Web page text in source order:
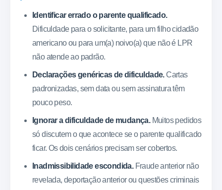
Identificar errado o parente qualificado.
Dificuldade para o solicitante, para um filho cidadão
americano ou para um(a) noivo(a) que não é LPR
não atende ao padrão.
Declarações genéricas de dificuldade.Cartas
padronizadas, sem data ou sem assinatura têm
pouco peso.
Ignorar a dificuldade de mudança.Muitos pedidos
só discutem o que acontece se o parente qualificado
ficar. Os dois cenários precisam ser cobertos.
Inadmissibilidade escondida.Fraude anterior não
revelada, deportação anterior ou questões criminais